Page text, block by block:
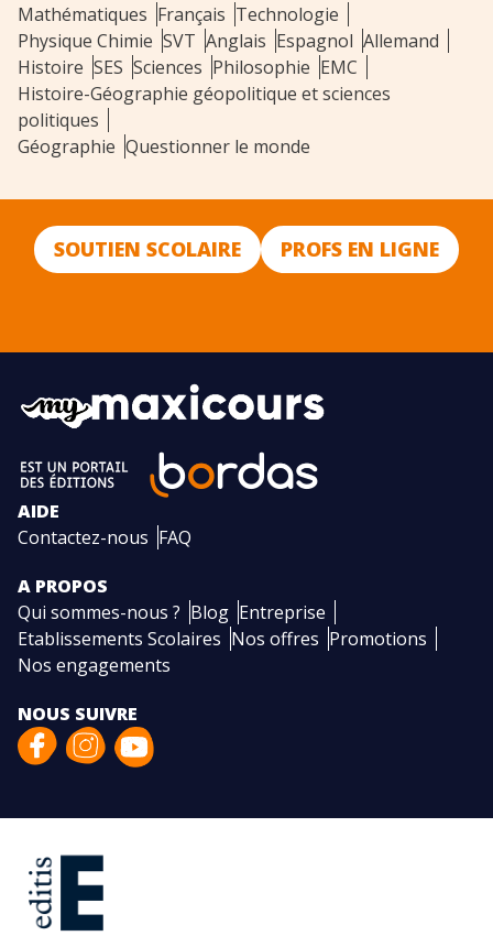
Mathématiques Français Technologie
Physique Chimie SVT Anglais Espagnol Allemand
Histoire SES Sciences Philosophie EMC
Histoire-Géographie géopolitique et sciences
politiques
Géographie Questionner le monde
SOUTIEN SCOLAIRE PROFS EN LIGNE
AIDE
Contactez-nous FAQ
A PROPOS
Qui sommes-nous ? Blog Entreprise
Etablissements Scolaires Nos offres Promotions
Nos engagements
NOUS SUIVRE